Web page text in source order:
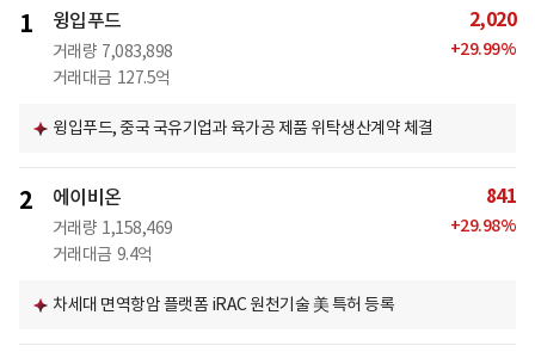
1 윙입푸드
거래량 7,083,898
거래대금 127.5억
2,020
+29.99%
윙입푸드, 중국 국유기업과 육가공 제품 위탁생산계약 체결
2 에이비온
거래량 1,158,469
거래대금 9.4억
841
+29.98%
차세대 면역항암 플랫폼 iRAC 원천기술 美 특허 등록